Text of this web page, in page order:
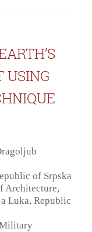
USING
of Srpska
Architecture,
Luka, Republic